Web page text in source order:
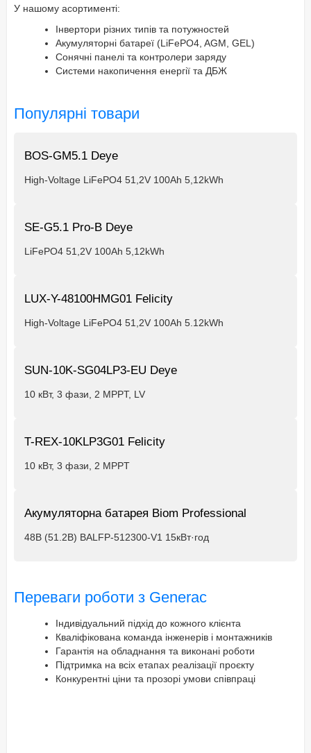
У нашому асортименті:
Інвертори різних типів та потужностей
Акумуляторні батареї (LiFePO4, AGM, GEL)
Сонячні панелі та контролери заряду
Системи накопичення енергії та ДБЖ
Популярні товари
BOS-GM5.1 Deye
High-Voltage LiFePO4 51,2V 100Ah 5,12kWh
SE-G5.1 Pro-B Deye
LiFePO4 51,2V 100Ah 5,12kWh
LUX-Y-48100HMG01 Felicity
High-Voltage LiFePO4 51,2V 100Ah 5.12kWh
SUN-10K-SG04LP3-EU Deye
10 кВт, 3 фази, 2 MPPT, LV
T-REX-10KLP3G01 Felicity
10 кВт, 3 фази, 2 MPPT
Акумуляторна батарея Biom Professional
48В (51.2В) BALFP-512300-V1 15кВт·год
Переваги роботи з Generac
Індивідуальний підхід до кожного клієнта
Кваліфікована команда інженерів і монтажників
Гарантія на обладнання та виконані роботи
Підтримка на всіх етапах реалізації проєкту
Конкурентні ціни та прозорі умови співпраці